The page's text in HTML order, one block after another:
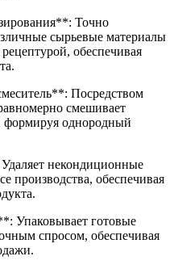
Точно
сырьевые материалы
обеспечивая
Посредством
смешивает
формируя однородный
некондиционные
производства, обеспечивая
Упаковывает готовые
спросом, обеспечивая